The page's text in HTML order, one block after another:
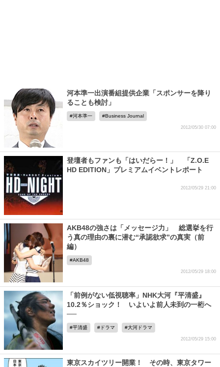
河本準一出演番組提供企業「スポンサーを降り
ることも検討」
河本準一 Business Journal
2012/05/30 07:00
登壇者もファンも「はいだらー！」 「Z.O.E
HD EDITION」プレミアムイベントレポート
2012/05/29 21:00
AKB48の強さは「メッセージ力」 総選挙を行
う真の理由の裏に潜む“承認欲求”の真実（前
編）
AKB48
2012/05/29 18:00
「前例がない低視聴率」NHK大河『平清盛』
10.2％ショック！ いよいよ前人未到の一桁へ
──
平清盛 ドラマ 大河ドラマ
2012/05/29 15:00
東京スカイツリー開業！ その時、東京タワー